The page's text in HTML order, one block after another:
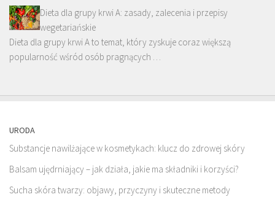
Dieta dla grupy krwi A: zasady, zalecenia i przepisy
wegetariańskie
Dieta dla grupy krwi A to temat, który zyskuje coraz większą
popularność wśród osób pragnących …
URODA
Substancje nawilżające w kosmetykach: klucz do zdrowej skóry
Balsam ujędrniający – jak działa, jakie ma składniki i korzyści?
Sucha skóra twarzy: objawy, przyczyny i skuteczne metody